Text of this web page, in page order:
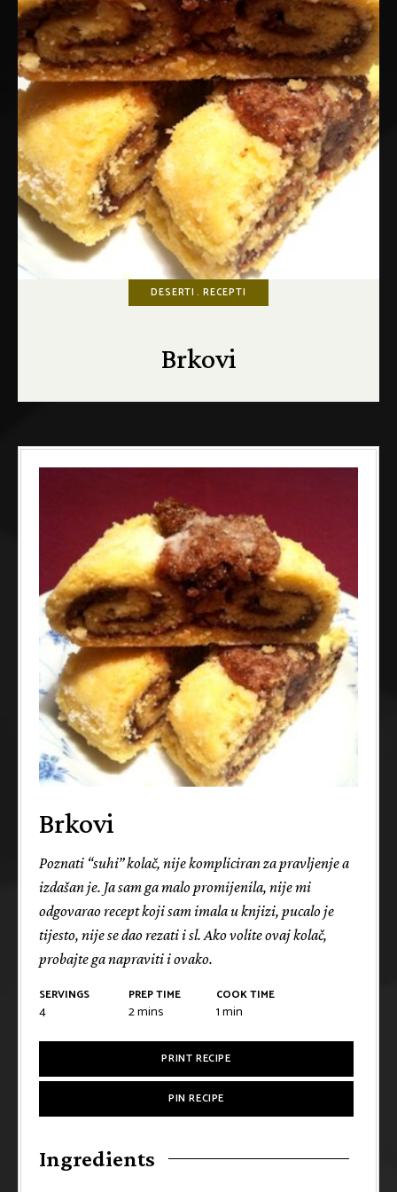
DESERTI RECEPTI
Brkovi
Brkovi
Poznati “suhi” kolač, nije kompliciran za pravljenje a
izdašan je. Ja sam ga malo promijenila, nije mi
odgovarao recept koji sam imala u knjizi, pucalo je
tijesto, nije se dao rezati i sl. Ako volite ovaj kolač,
probajte ga napraviti i ovako.
SERVINGS
4
PREP TIME
2mins
COOK TIME
1min
PRINT RECIPE
PIN RECIPE
Ingredients